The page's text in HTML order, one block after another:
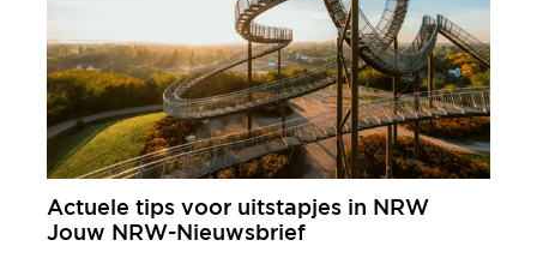
Actuele tips voor uitstapjes in NRW
Jouw NRW-Nieuwsbrief